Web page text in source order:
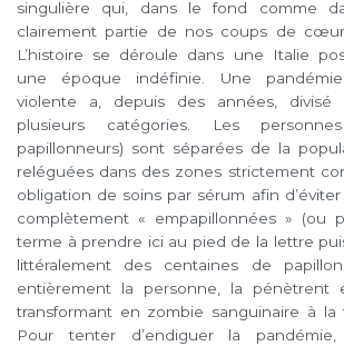
singulière qui, dans le fond comme
clairement partie de nos coups de
L’histoire se déroule dans une Italie
une époque indéfinie. Une pandémie
violente a, depuis des années, divisé
plusieurs catégories. Les
papillonneurs) sont séparées de la
reléguées dans des zones strictement
obligation de soins par sérum afin
complètement « empapillonnées » (ou
terme à prendre ici au pied de la lettre
littéralement des centaines de
entièrement la personne, la pénètrent
transformant en zombie sanguinaire à la
Pour tenter d’endiguer la